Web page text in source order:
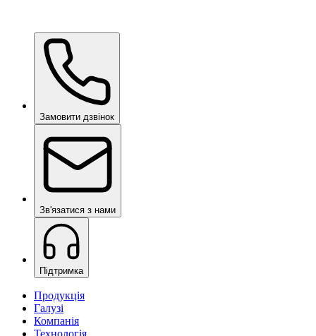
Ceramic Pro Care+за запитом
Замовити дзвінок
Зв'язатися з нами
Підтримка
Продукція
Галузі
Компанія
Технологія